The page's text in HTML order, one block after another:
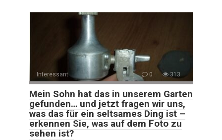
Interessant 0 313
Mein Sohn hat das in unserem Garten
gefunden… und jetzt fragen wir uns,
was das für ein seltsames Ding ist –
erkennen Sie, was auf dem Foto zu
sehen ist?